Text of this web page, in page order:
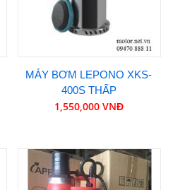
MÁY BƠM LEPONO XKS-
400S THẤP
1,550,000 VNĐ